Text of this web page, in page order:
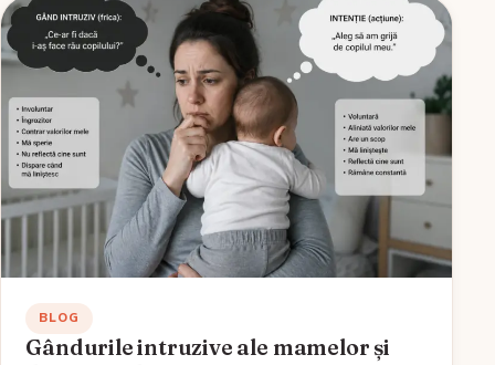
BLOG
Gândurile intruzive ale mamelor și